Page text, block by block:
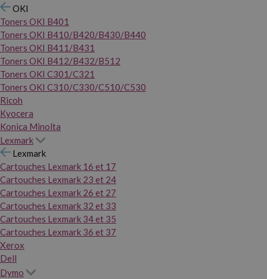
OKI
Toners OKI B401
Toners OKI B410/B420/B430/B440
Toners OKI B411/B431
Toners OKI B412/B432/B512
Toners OKI C301/C321
Toners OKI C310/C330/C510/C530
Ricoh
Kyocera
Konica Minolta
Lexmark
Lexmark
Cartouches Lexmark 16 et 17
Cartouches Lexmark 23 et 24
Cartouches Lexmark 26 et 27
Cartouches Lexmark 32 et 33
Cartouches Lexmark 34 et 35
Cartouches Lexmark 36 et 37
Xerox
Dell
Dymo